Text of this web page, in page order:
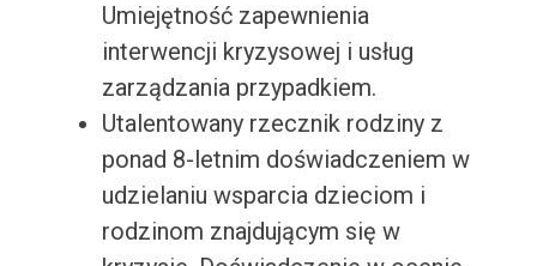
Umiejętność zapewnienia
interwencji kryzysowej i usług
zarządzania przypadkiem.
Utalentowany rzecznik rodziny z
ponad 8-letnim doświadczeniem w
udzielaniu wsparcia dzieciom i
rodzinom znajdującym się w